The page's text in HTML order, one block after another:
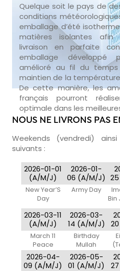
Quelque soit le pays de
conditions
emballage d’été
matières isolantes afin
livraison en parfaite
emballage développé
amélioré au fil du
maintien de la
De cette manière, les
français pourront
optimale dans les
NOUS NE LIVRONS PAS
Weekends (vendredi)
suivants :
2026-01-01
(A/M/J)
New Year’S
Day
2026-01-
06 (A/M/J)
Army Day
Bin
2026-03-11
(A/M/J)
March 11
Peace
Agreement
2026-03-
14 (A/M/J)
Birthday
Mullah
Mustafa
2026-04-
09 (A/M/J)
2026-05-
01 (A/M/J)